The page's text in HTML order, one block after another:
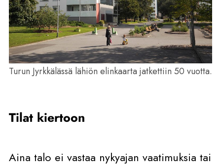
Turun Jyrkkälässä lähiön elinkaarta jatkettiin 50 vuotta.
Tilat kiertoon
Aina talo ei vastaa nykyajan vaatimuksia tai